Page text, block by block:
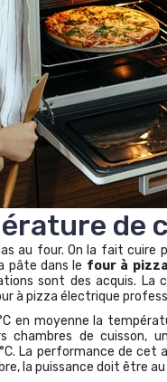
de
au four. On la fait
pâte dans le four à pizza
sont des acquis.
à pizza électrique
en moyenne la
chambres de cuisson,
La performance de cet
la puissance doit être au